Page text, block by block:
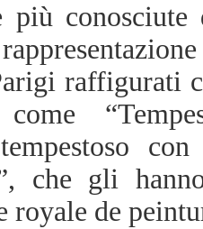
più
raffigurati
come
che gli
royale de